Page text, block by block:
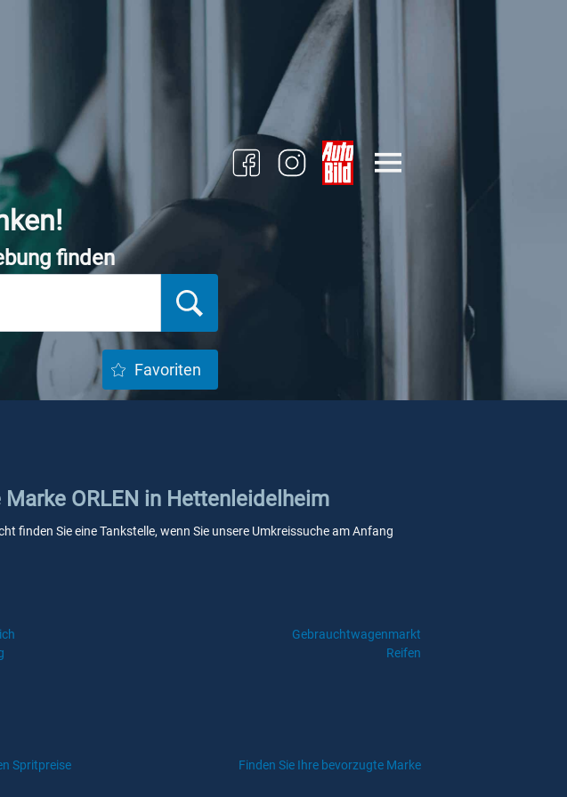
finden
Favoriten
ORLEN in Hettenleidelheim
finden Sie eine Tankstelle, wenn Sie unsere Umkreissuche am Anfang
Gebrauchtwagenmarkt
Reifen
Spritpreise Finden Sie Ihre bevorzugte Marke